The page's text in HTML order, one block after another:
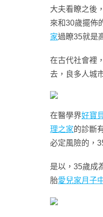
大夫看瞭之後
來和30歲擺佈
家過瞭35就是
在古代社會裡
去，良多人城
在醫學界好寶
理之家的診斷
必定風險的，
是以，35歲成
胎愛兒家月子